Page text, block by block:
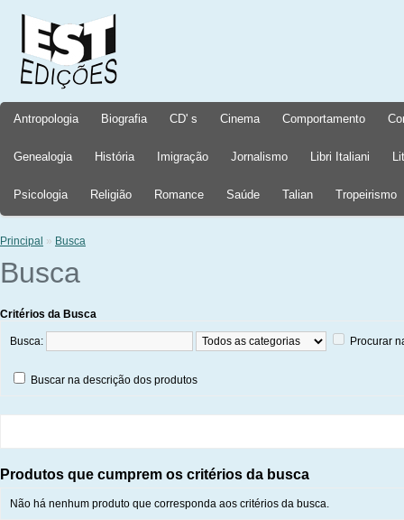
Antropologia Biografia CD' s Cinema Comportamento
Genealogia História Imigração Jornalismo Libri Italiani
Psicologia Religião Romance Saúde Talian Tropeirismo
Principal » Busca
Busca
Critérios da Busca
Busca: Procurar
Buscar na descrição dos produtos
Produtos que cumprem os critérios da busca
Não há nenhum produto que corresponda aos critérios da busca.